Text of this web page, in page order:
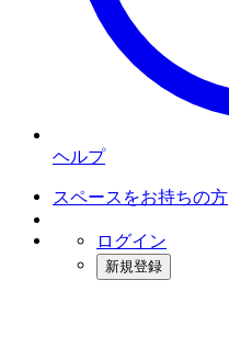
ヘルプ
スペースをお持ちの方
ログイン
新規登録